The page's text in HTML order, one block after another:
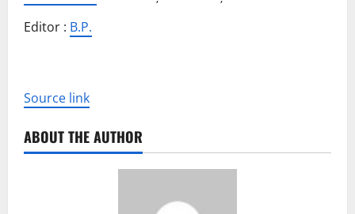
Editor : B.P.
Source link
ABOUT THE AUTHOR